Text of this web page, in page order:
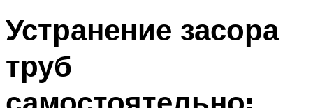
Устранение засора
труб